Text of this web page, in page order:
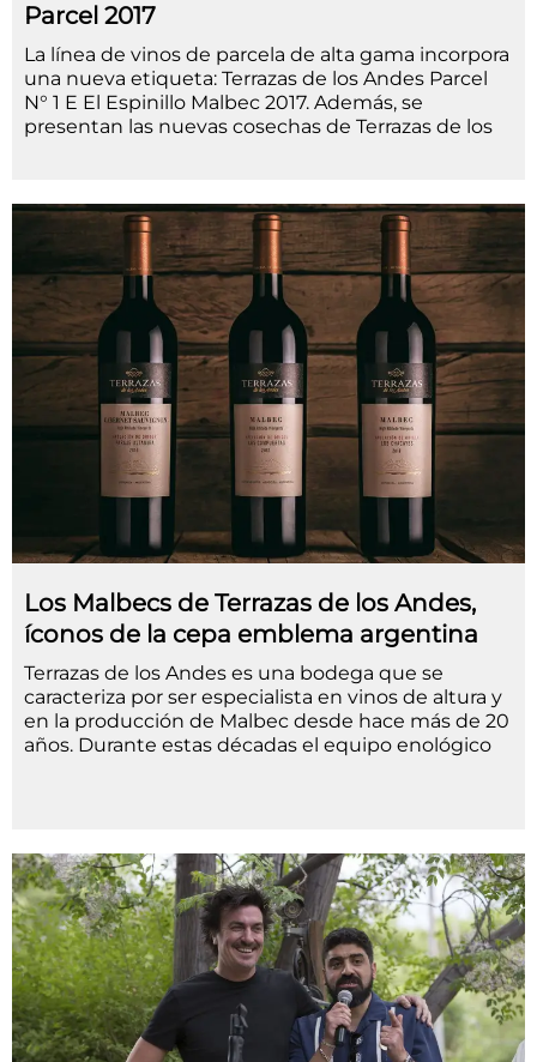
Parcel 2017
La línea de vinos de parcela de alta gama incorpora
una nueva etiqueta: Terrazas de los Andes Parcel
N° 1 E El Espinillo Malbec 2017. Además, se
presentan las nuevas cosechas de Terrazas de los
Los Malbecs de Terrazas de los Andes,
íconos de la cepa emblema argentina
Terrazas de los Andes es una bodega que se
caracteriza por ser especialista en vinos de altura y
en la producción de Malbec desde hace más de 20
años. Durante estas décadas el equipo enológico